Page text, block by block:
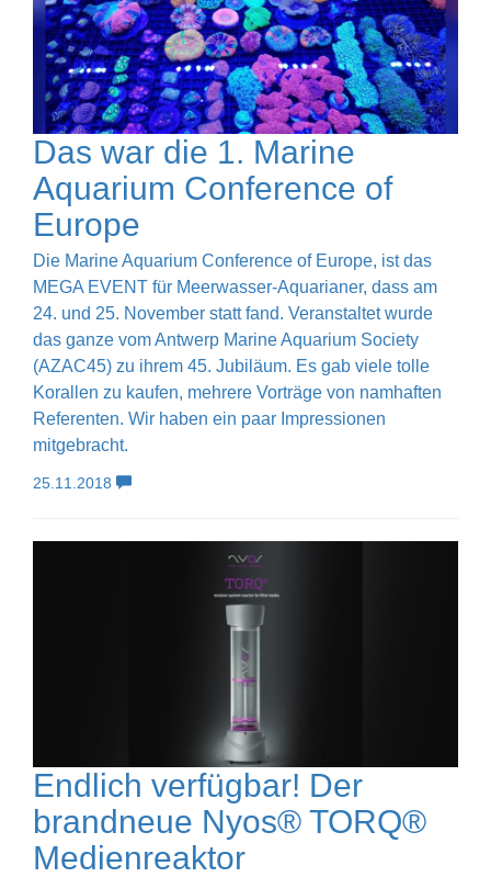
Das war die 1. Marine
Aquarium Conference of
Europe
Die Marine Aquarium Conference of Europe, ist das
MEGA EVENT für Meerwasser-Aquarianer, dass am
24. und 25. November statt fand. Veranstaltet wurde
das ganze vom Antwerp Marine Aquarium Society
(AZAC45) zu ihrem 45. Jubiläum. Es gab viele tolle
Korallen zu kaufen, mehrere Vorträge von namhaften
Referenten. Wir haben ein paar Impressionen
mitgebracht.
25.11.2018
Endlich verfügbar! Der
brandneue Nyos® TORQ®
Medienreaktor